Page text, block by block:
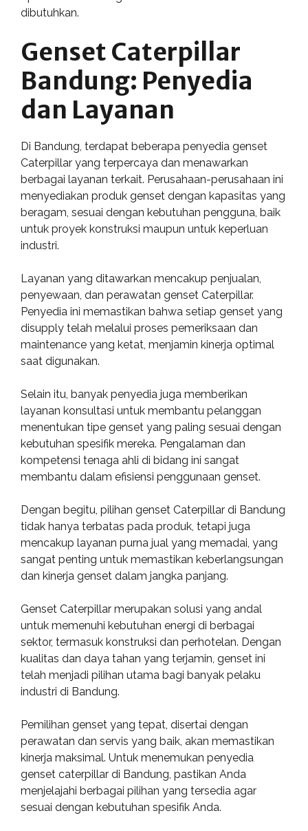
dibutuhkan.
Genset Caterpillar
Bandung: Penyedia
dan Layanan
Di Bandung, terdapat beberapa penyedia genset
Caterpillar yang terpercaya dan menawarkan
berbagai layanan terkait. Perusahaan-perusahaan ini
menyediakan produk genset dengan kapasitas yang
beragam, sesuai dengan kebutuhan pengguna, baik
untuk proyek konstruksi maupun untuk keperluan
industri.
Layanan yang ditawarkan mencakup penjualan,
penyewaan, dan perawatan genset Caterpillar.
Penyedia ini memastikan bahwa setiap genset yang
disupply telah melalui proses pemeriksaan dan
maintenance yang ketat, menjamin kinerja optimal
saat digunakan.
Selain itu, banyak penyedia juga memberikan
layanan konsultasi untuk membantu pelanggan
menentukan tipe genset yang paling sesuai dengan
kebutuhan spesifik mereka. Pengalaman dan
kompetensi tenaga ahli di bidang ini sangat
membantu dalam efisiensi penggunaan genset.
Dengan begitu, pilihan genset Caterpillar di Bandung
tidak hanya terbatas pada produk, tetapi juga
mencakup layanan purna jual yang memadai, yang
sangat penting untuk memastikan keberlangsungan
dan kinerja genset dalam jangka panjang.
Genset Caterpillar merupakan solusi yang andal
untuk memenuhi kebutuhan energi di berbagai
sektor, termasuk konstruksi dan perhotelan. Dengan
kualitas dan daya tahan yang terjamin, genset ini
telah menjadi pilihan utama bagi banyak pelaku
industri di Bandung.
Pemilihan genset yang tepat, disertai dengan
perawatan dan servis yang baik, akan memastikan
kinerja maksimal. Untuk menemukan penyedia
genset caterpillar di Bandung, pastikan Anda
menjelajahi berbagai pilihan yang tersedia agar
sesuai dengan kebutuhan spesifik Anda.